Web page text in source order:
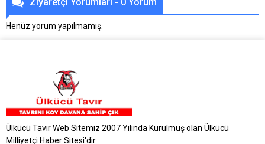
Henüz yorum yapılmamış.
Ülkücü Tavır Web Sitemiz 2007 Yılında Kurulmuş olan Ülkücü
Milliyetçi Haber Sitesi'dir